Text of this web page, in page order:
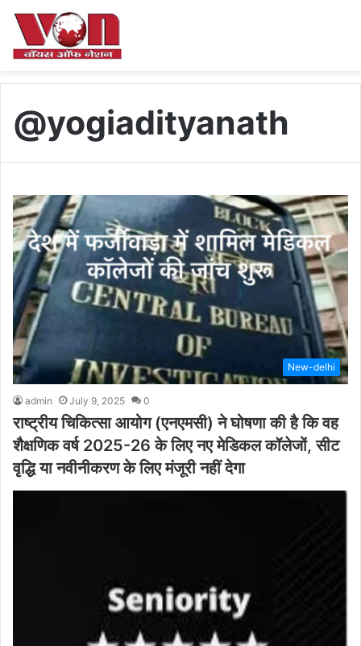
@yogiadityanath
New-delhi
admin July 9, 2025 0
राष्ट्रीय चिकित्सा आयोग (एनएमसी) ने घोषणा की है कि वह
शैक्षणिक वर्ष 2025-26 के लिए नए मेडिकल कॉलेजों, सीट
वृद्धि या नवीनीकरण के लिए मंजूरी नहीं देगा